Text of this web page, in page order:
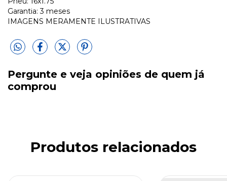
Garantia: 3 meses
IMAGENS MERAMENTE ILUSTRATIVAS
Pergunte e veja opiniões de quem já
comprou
Produtos relacionados